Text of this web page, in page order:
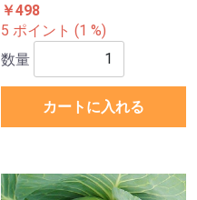
￥498
5 ポイント (1 %)
数量
カートに入れる